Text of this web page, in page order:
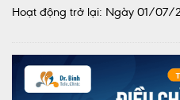
Hoạt động trở lại: Ngày 01/07/